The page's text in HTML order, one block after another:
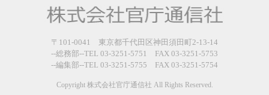
2026年7月27
日更新
政経学部の
来春開設決
定を祝...
〒101-0041 東京都千代田区神田須田町2-13-14
--総務部--TEL 03-3251-5751 FAX 03-3251-5753
--編集部--TEL 03-3251-5755 FAX 03-3251-5754
Copyright 株式会社官庁通信社 All Rights Reserved.